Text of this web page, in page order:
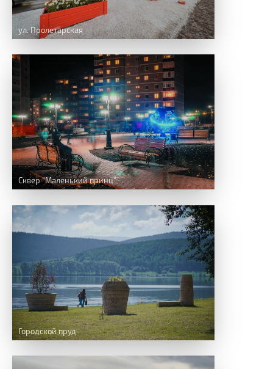
ул. Пролетарская
Сквер "Маленький принц"
Городской пруд